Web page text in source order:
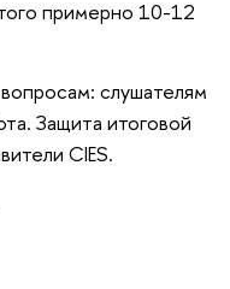
примерно 10-12
слушателям
Защита итоговой
CIES.